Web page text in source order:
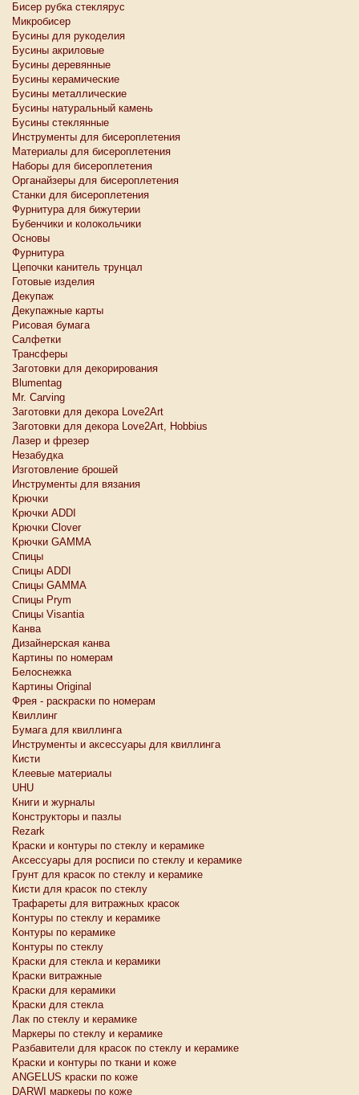
Бисер рубка стеклярус
Микробисер
Бусины для рукоделия
Бусины акриловые
Бусины деревянные
Бусины керамические
Бусины металлические
Бусины натуральный камень
Бусины стеклянные
Инструменты для бисероплетения
Материалы для бисероплетения
Наборы для бисероплетения
Органайзеры для бисероплетения
Станки для бисероплетения
Фурнитура для бижутерии
Бубенчики и колокольчики
Основы
Фурнитура
Цепочки канитель трунцал
Готовые изделия
Декупаж
Декупажные карты
Рисовая бумага
Салфетки
Трансферы
Заготовки для декорирования
Blumentag
Mr. Carving
Заготовки для декора Love2Art
Заготовки для декора Love2Art, Hobbius
Лазер и фрезер
Незабудка
Изготовление брошей
Инструменты для вязания
Крючки
Крючки ADDI
Крючки Clover
Крючки GAMMA
Спицы
Спицы ADDI
Спицы GAMMA
Спицы Prym
Спицы Visantia
Канва
Дизайнерская канва
Картины по номерам
Белоснежкa
Картины Original
Фрея - раскраски по номерам
Квиллинг
Бумага для квиллинга
Инструменты и аксессуары для квиллинга
Кисти
Клеевые материалы
UHU
Книги и журналы
Конструкторы и пазлы
Rezark
Краски и контуры по стеклу и керамике
Аксессуары для росписи по стеклу и керамике
Грунт для красок по стеклу и керамике
Кисти для красок по стеклу
Трафареты для витражных красок
Контуры по стеклу и керамике
Контуры по керамике
Контуры по стеклу
Краски для стекла и керамики
Краски витражные
Краски для керамики
Краски для стекла
Лак по стеклу и керамике
Маркеры по стеклу и керамике
Разбавители для красок по стеклу и керамике
Краски и контуры по ткани и коже
ANGELUS краски по коже
DARWI маркеры по коже